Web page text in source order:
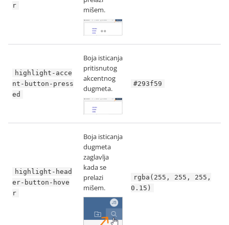
r
mišem.
highlight-acce
nt-button-press
ed
Boja isticanja
pritisnutog
akcentnog
dugmeta.
#293f59
highlight-head
er-button-hove
r
Boja isticanja
dugmeta
zaglavlja
kada se
prelazi
mišem.
rgba(255, 255, 255,
0.15)